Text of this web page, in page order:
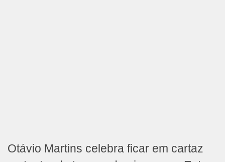
Otávio Martins celebra ficar em cartaz